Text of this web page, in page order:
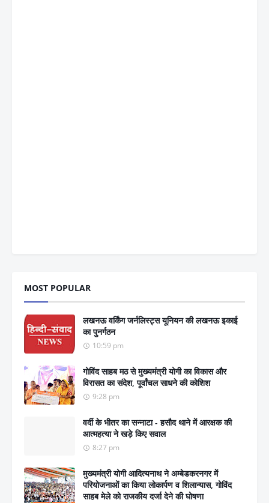
MOST POPULAR
लखनऊ वर्किंग जर्नलिस्ट्स यूनियन की लखनऊ इकाई
का पुनर्गठन
10:59 pm
गोविंद साहब मठ से मुख्यमंत्री योगी का विकास और
विरासत का संदेश, पूर्वांचल साधने की कोशिश
9:28 pm
वर्दी के भीतर का सन्नाटा - हसौद थाने में आरक्षक की
आत्महत्या ने खड़े किए सवाल
8:27 pm
मुख्यमंत्री योगी आदित्यनाथ ने अम्बेडकरनगर में
परियोजनाओं का किया लोकार्पण व शिलान्यास, गोविंद
साहब मेले को राजकीय दर्जा देने की घोषणा